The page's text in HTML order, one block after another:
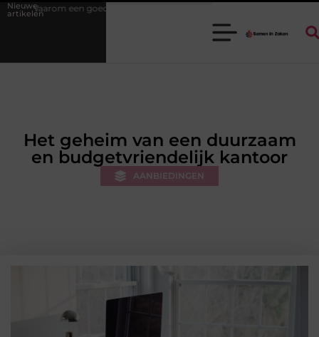
Nieuwe
artikelen
stukadoorgroothandel het werk van de stukadoor makkelijker maakt
Het geheim van een duurzaam
en budgetvriendelijk kantoor
AANBIEDINGEN